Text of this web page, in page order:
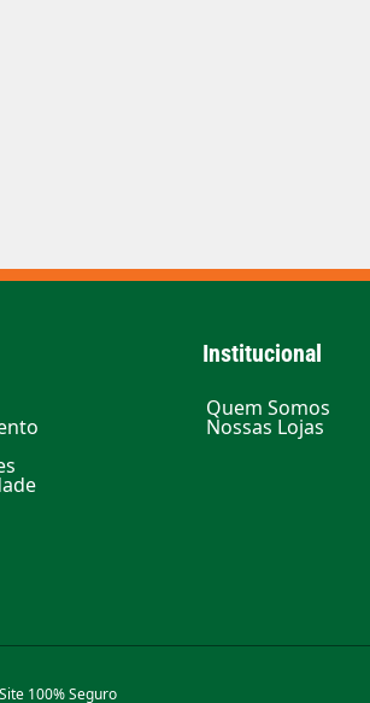
Institucional
Quem Somos
Nossas Lojas
Site 100% Seguro